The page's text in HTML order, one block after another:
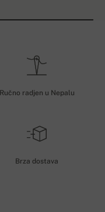
Ručno radjen u Nepalu
Brza dostava